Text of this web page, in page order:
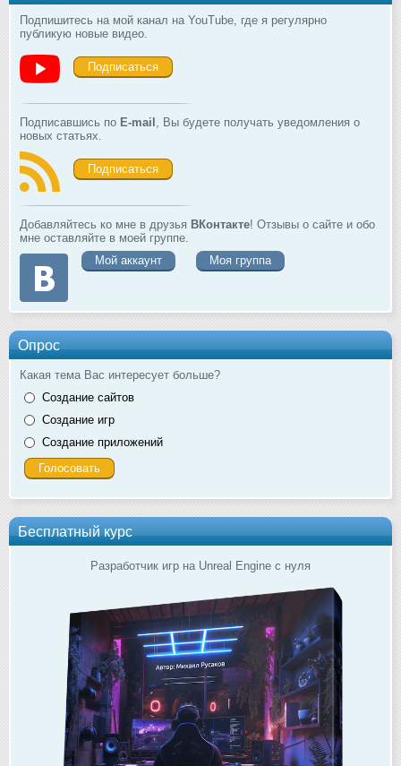
Подпишитесь на мой канал на YouTube, где я регулярно
публикую новые видео.
Подписаться
Подписавшись по E-mail , Вы будете получать уведомления о
новых статьях.
Подписаться
Добавляйтесь ко мне в друзья ВКонтакте! Отзывы о сайте и обо
мне оставляйте в моей группе.
Мой аккаунт
Моя группа
Опрос
Какая тема Вас интересует больше?
Создание сайтов
Создание игр
Создание приложений
Бесплатный курс
Разработчик игр на Unreal Engine с нуля